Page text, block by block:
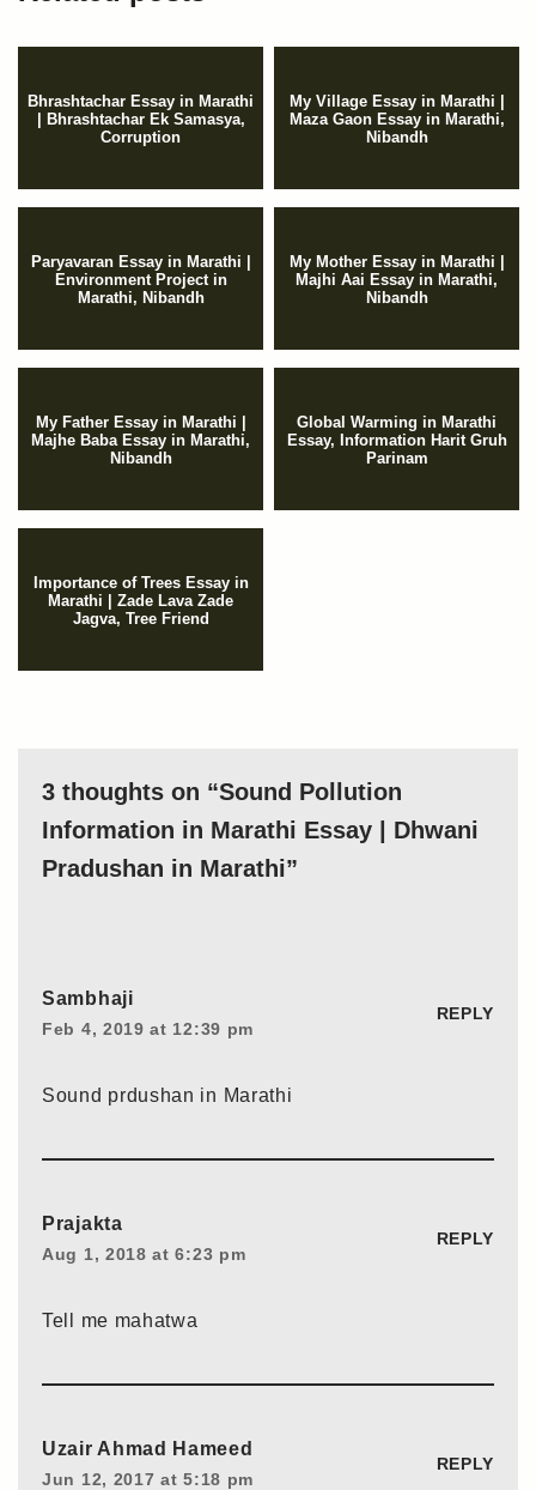
Bhrashtachar Essay in Marathi
| Bhrashtachar Ek Samasya,
Corruption
My Village Essay in Marathi |
Maza Gaon Essay in Marathi,
Nibandh
Paryavaran Essay in Marathi |
Environment Project in
Marathi, Nibandh
My Mother Essay in Marathi |
Majhi Aai Essay in Marathi,
Nibandh
My Father Essay in Marathi |
Majhe Baba Essay in Marathi,
Nibandh
Global Warming in Marathi
Essay, Information Harit Gruh
Parinam
Importance of Trees Essay in
Marathi | Zade Lava Zade
Jagva, Tree Friend
3 thoughts on “Sound Pollution
Information in Marathi Essay | Dhwani
Pradushan in Marathi”
Sambhaji
Feb 4, 2019 at 12:39 pm
REPLY
Sound prdushan in Marathi
Prajakta
Aug 1, 2018 at 6:23 pm
REPLY
Tell me mahatwa
Uzair Ahmad Hameed
Jun 12, 2017 at 5:18 pm
REPLY